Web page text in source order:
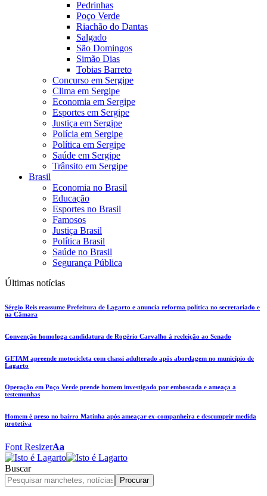
Pedrinhas
Poço Verde
Riachão do Dantas
Salgado
São Domingos
Simão Dias
Tobias Barreto
Concurso em Sergipe
Clima em Sergipe
Economia em Sergipe
Esportes em Sergipe
Justiça em Sergipe
Polícia em Sergipe
Política em Sergipe
Saúde em Sergipe
Trânsito em Sergipe
Brasil
Economia no Brasil
Educação
Esportes no Brasil
Famosos
Justiça Brasil
Política Brasil
Saúde no Brasil
Segurança Pública
Últimas notícias
Sérgio Reis reassume Prefeitura de Lagarto e anuncia reforma política no secretariado e
na Câmara
Convenção homologa candidatura de Rogério Carvalho à reeleição ao Senado
GETAM apreende motocicleta com chassi adulterado após abordagem no município de
Lagarto
Operação em Poço Verde prende homem investigado por emboscada e ameaça a
testemunhas
Homem é preso no bairro Matinha após ameaçar ex-companheira e descumprir medida
protetiva
Font ResizerAa
Buscar